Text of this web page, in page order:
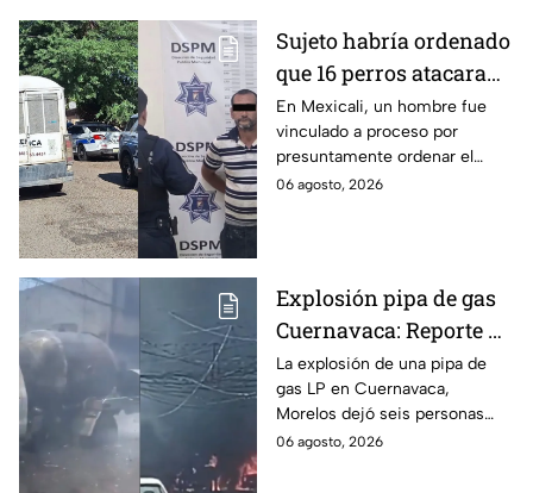
Sujeto habría ordenado
que 16 perros atacaran
a su hermana con
discapacidad en
Mexicali, BC
En Mexicali, un hombre fue
vinculado a proceso por
presuntamente ordenar el
ataque de 16 perros contra su
06 agosto, 2026
Explosión pipa de gas
Cuernavaca: Reporte de
víctimas tras estallido
en Morelos
La explosión de una pipa de
gas LP en Cuernavaca,
Morelos dejó seis personas
hospitalizadas. IMSS informó
06 agosto, 2026